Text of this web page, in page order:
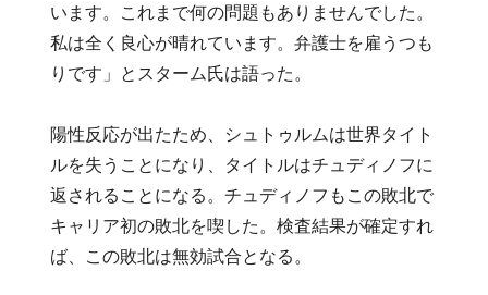
います。これまで何の問題もありませんでした。
私は全く良心が晴れています。弁護士を雇うつも
りです」とスターム氏は語った。
陽性反応が出たため、シュトゥルムは世界タイト
ルを失うことになり、タイトルはチュディノフに
返されることになる。チュディノフもこの敗北で
キャリア初の敗北を喫した。検査結果が確定すれ
ば、この敗北は無効試合となる。